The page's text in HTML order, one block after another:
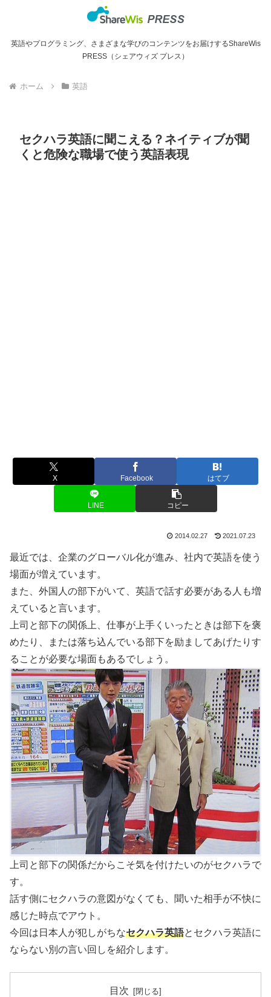
英語やプログラミング、さまざまな学びのコンテンツをお届けするShareWis
PRESS（シェアウィズ プレス）
ホーム 英語
セクハラ英語に聞こえる？ネイティブが聞
くと危険な職場で使う英語表現
X Facebook はてブ
LINE コピー
2014.02.27 2021.07.23
最近では、企業のグローバル化が進み、社内で英語を使う
場面が増えています。
また、外国人の部下がいて、英語で話す必要がある人も増
えていると言います。
上司と部下の関係上、仕事が上手くいったときは部下を褒
めたり、または落ち込んでいる部下を励ましてあげたりす
ることが必要な場面もあるでしょう。
上司と部下の関係だからこそ気を付けたいのがセクハラで
す。
話す側にセクハラの意図がなくても、聞いた相手が不快に
感じた時点でアウト。
今回は日本人が犯しがちなセクハラ英語とセクハラ英語に
ならない別の言い回しを紹介します。
目次